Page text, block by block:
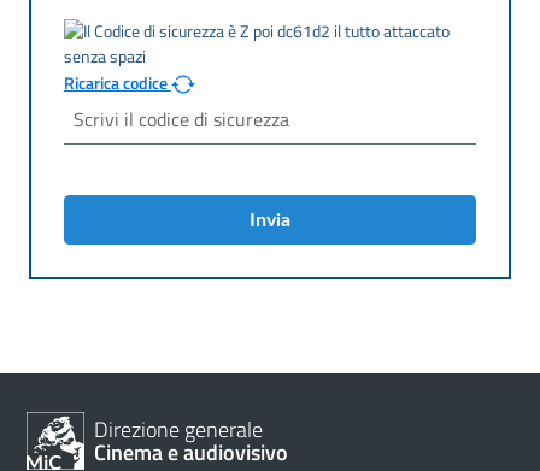
Ricarica codice
Invia
Direzione generale
Cinema e audiovisivo